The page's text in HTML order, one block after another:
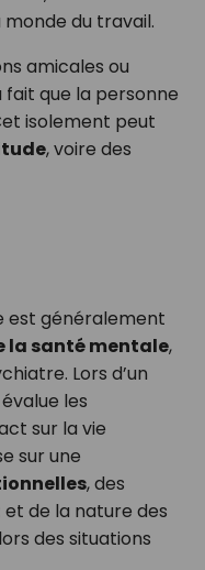
du travail.
amicales ou
que la personne
isolement peut
, voire des
est généralement
la santé mentale,
Lors d’un
les
sur la vie
sur une
, des
et de la nature des
des situations